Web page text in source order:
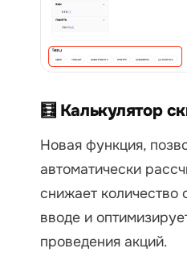
🧮 Калькулятор
Новая функция,
автоматически
снижает
вводе и
проведения акций.